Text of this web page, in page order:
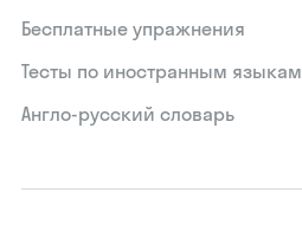
Бесплатные упражнения
Тесты по иностранным языкам
Англо-русский словарь